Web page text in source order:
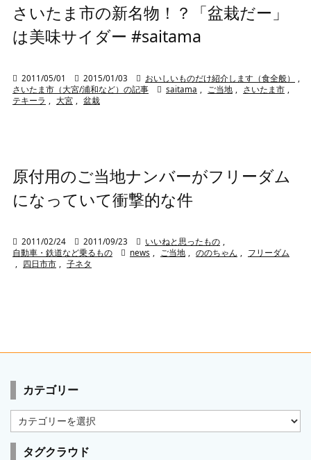
さいたま市の新名物！？「盆栽だー」
は美味サイダー #saitama
 2011/05/01  2015/01/03  おいしいものだけ紹介します（食全般）
さいたま市（大宮/浦和など）の記事
 saitama ご当地 さいたま市
テキーラ
大宮 盆栽
原付用のご当地ナンバーがフリーダム
になっていて衝撃的な件
 2011/02/24  2011/09/23  いいねと思ったもの
自動車・鉄道など乗るもの
 news ご当地 ののちゃん
フリーダム
四日市市 子ネタ
カテゴリー
テ
ゴ タグクラウド